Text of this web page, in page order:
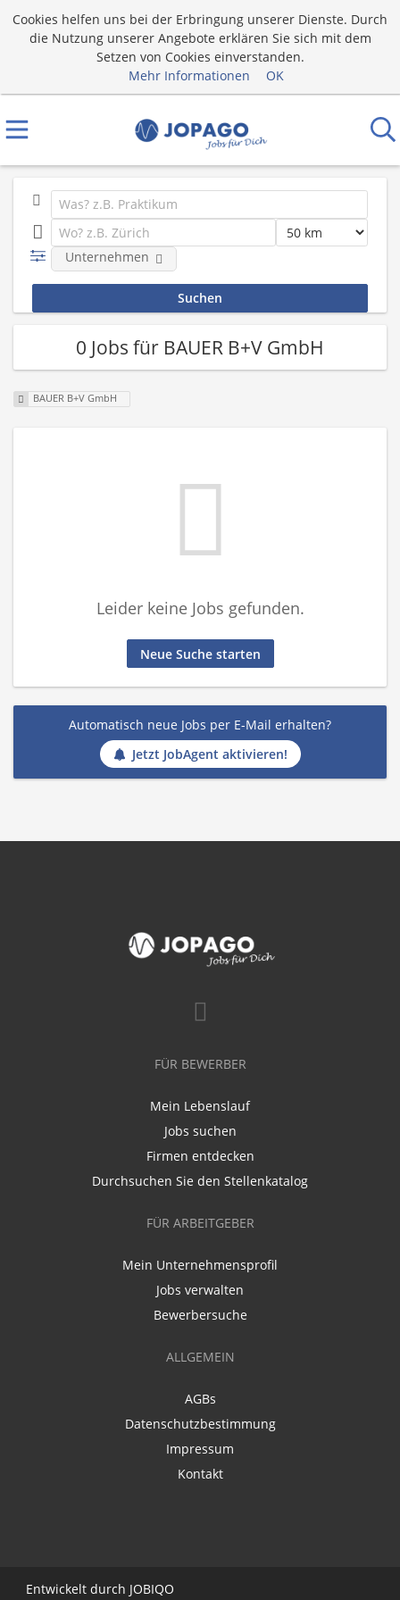
Cookies helfen uns bei der Erbringung unserer Dienste. Durch
die Nutzung unserer Angebote erklären Sie sich mit dem
Setzen von Cookies einverstanden.
Mehr Informationen
OK
Unternehmen
0 Jobs für BAUER B+V GmbH
BAUER B+V GmbH
Leider keine Jobs gefunden.
Neue Suche starten
Automatisch neue Jobs per E-Mail erhalten?
Jetzt JobAgent aktivieren!
FÜR BEWERBER
Mein Lebenslauf
Jobs suchen
Firmen entdecken
Durchsuchen Sie den Stellenkatalog
FÜR ARBEITGEBER
Mein Unternehmensprofil
Jobs verwalten
Bewerbersuche
ALLGEMEIN
AGBs
Datenschutzbestimmung
Impressum
Kontakt
Entwickelt durch JOBIQO